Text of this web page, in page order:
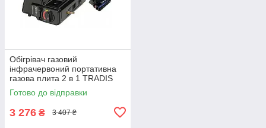
Обігрівач газовий
інфрачервоний портативна
газова плита 2 в 1 TRADIS
1,3 Квт
Готово до відправки
3 276 ₴ 3 407 ₴